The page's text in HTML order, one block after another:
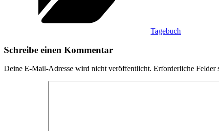
Tagebuch
Schreibe einen Kommentar
Deine E-Mail-Adresse wird nicht veröffentlicht. Erforderliche Felder